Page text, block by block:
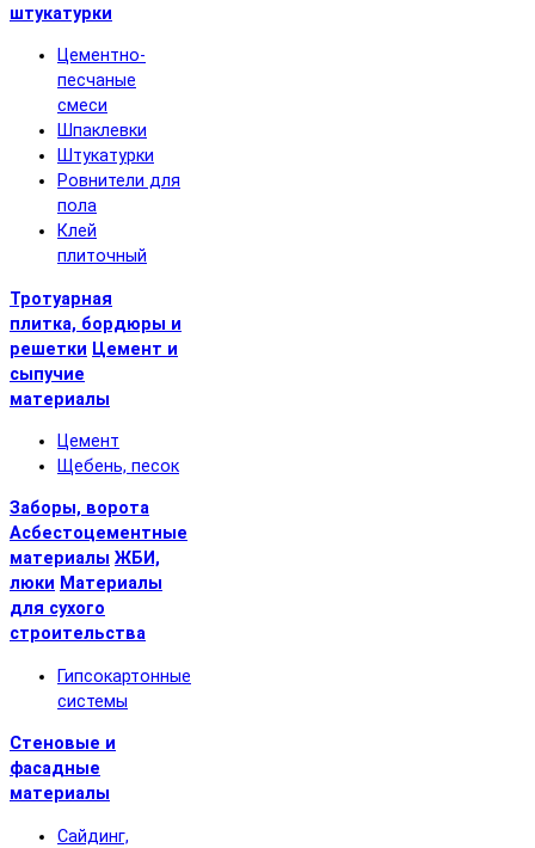
штукатурки
Цементно-
песчаные
смеси
Шпаклевки
Штукатурки
Ровнители для
пола
Клей
плиточный
Тротуарная
плитка, бордюры и
решетки Цемент и
сыпучие
материалы
Цемент
Щебень, песок
Заборы, ворота
Асбестоцементные
материалы ЖБИ,
люки Материалы
для сухого
строительства
Гипсокартонные
системы
Стеновые и
фасадные
материалы
Сайдинг,